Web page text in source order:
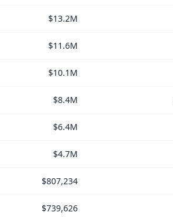
$13.2M
$11.6M
$10.1M
$8.4M
$6.4M
$4.7M
$807,234
$739,626